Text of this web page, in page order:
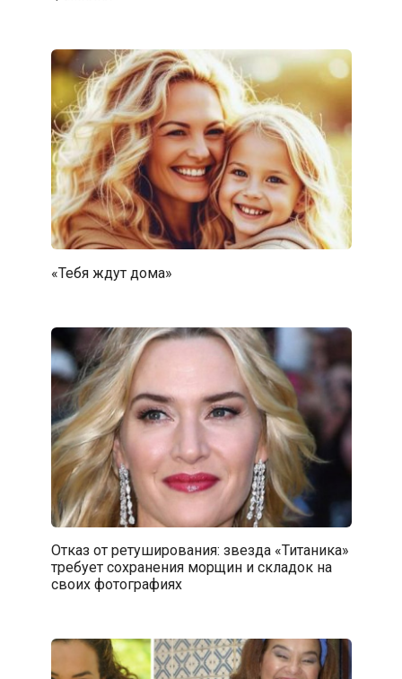
«Тебя ждут дома»
Отказ от ретуширования: звезда «Титаника»
требует сохранения морщин и складок на
своих фотографиях